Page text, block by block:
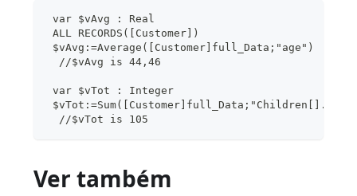
var $vAvg : Real
ALL RECORDS([Customer])
$vAvg:=Average([Customer]full_Data;"age")
//$vAvg is 44,46
var $vTot : Integer
//$vTot is 105
Ver também